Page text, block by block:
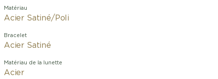
Matériau
Acier Satiné/Poli
Bracelet
Acier Satiné
Matériau de la lunette
Acier